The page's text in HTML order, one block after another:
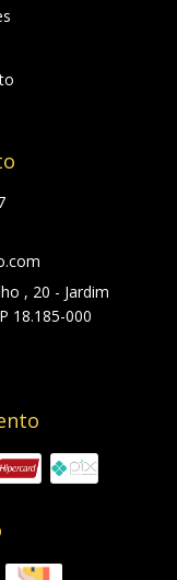
, 20 - Jardim
18.185-000